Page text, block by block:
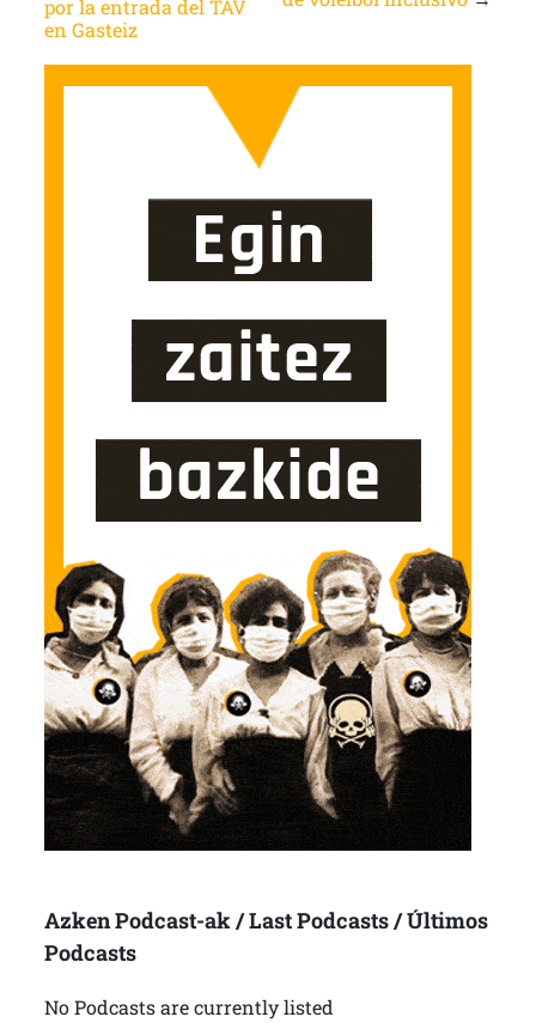
por la entrada del TAV
en Gasteiz
Azken Podcast-ak / Last Podcasts / Últimos
Podcasts
No Podcasts are currently listed